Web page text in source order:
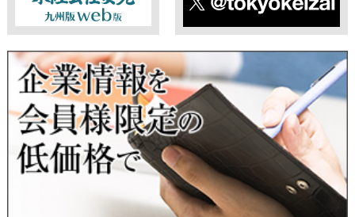
だけなかった場合は、上記利用目的を達成できない場合があり
ますのでご了承ください。
当社は、本人が自己の個人情報について、通知・開示・訂正・
追加・削除・利用停止・提供停止の希望がございましたら、本
人または代理人の請求応じて、個人データの通知・開示・訂
正・追加・削除・利用停止・提供停止の請求に応じます。
受付方法は、本人確認資料（運転免許証、パスポート何れかの
コピー）、「個人情報取扱申請書」「委任状」（代理人による
申請の場合のみ必要となります）を当社宛にお送り下さい。
＜個人情報保護に関するお問合せ・相談窓口＞
東経会社要覧web版 X